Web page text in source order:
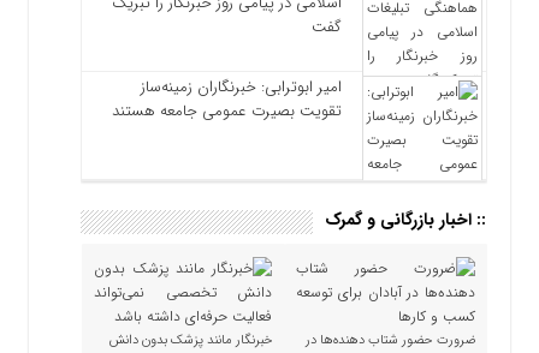
گفت
امیر ابوترابی: خبرنگاران زمینه‌ساز
تقویت بصیرت عمومی جامعه هستند
:: اخبار بازرگانی و گمرک
ضرورت حضور شتاب ‌دهنده‌ها در
خبرنگار مانند پزشک بدون دانش